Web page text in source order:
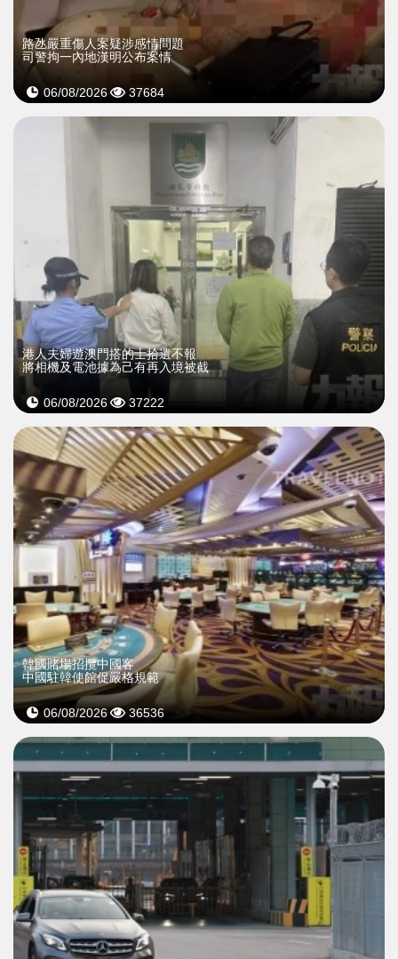
​路氹嚴重傷人案疑涉感情問題
司警拘一內地漢明公布案情
06/08/2026 37684
​港人夫婦遊澳門搭的士拾遺不報
將相機及電池據為己有再入境被截
06/08/2026 37222
韓國賭場招攬中國客
中國駐韓使館促嚴格規範
06/08/2026 36536